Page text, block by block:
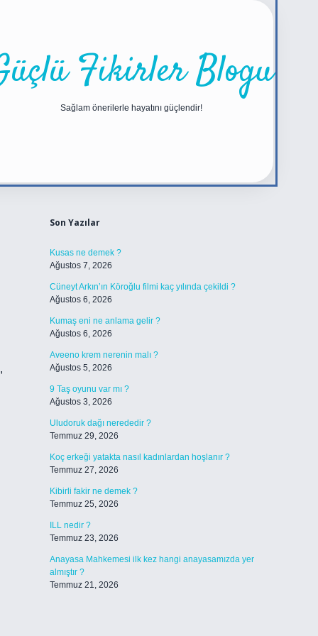
Fikirler Blogu
Sağlam önerilerle hayatını güçlendir!
Son Yazılar
Kusas ne demek ?
Ağustos 7, 2026
Cüneyt Arkın’ın Köroğlu filmi kaç yılında çekildi ?
Ağustos 6, 2026
Kumaş eni ne anlama gelir ?
Ağustos 6, 2026
Aveeno krem nerenin malı ?
Ağustos 5, 2026
9 Taş oyunu var mı ?
Ağustos 3, 2026
Uludoruk dağı nerededir ?
Temmuz 29, 2026
Koç erkeği yatakta nasıl kadınlardan hoşlanır ?
Temmuz 27, 2026
Kibirli fakir ne demek ?
Temmuz 25, 2026
ILL nedir ?
Temmuz 23, 2026
Anayasa Mahkemesi ilk kez hangi anayasamızda yer
almıştır ?
Temmuz 21, 2026